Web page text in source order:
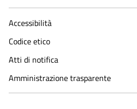
Accessibilità
Codice etico
Atti di notifica
Amministrazione trasparente